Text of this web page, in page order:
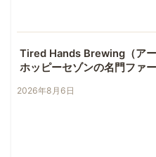
Tired Hands Brewing（アー
ホッピーセゾンの名門ファ
2026年8月6日